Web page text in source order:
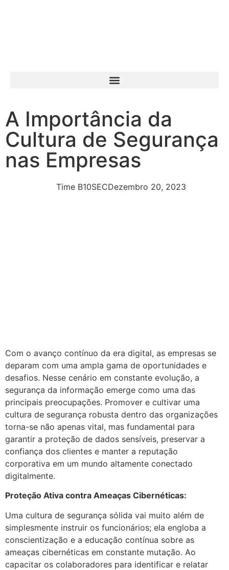
A Importância da
Cultura de Segurança
nas Empresas
Time B10SECDezembro 20, 2023
Com o avanço contínuo da era digital, as empresas se
deparam com uma ampla gama de oportunidades e
desafios. Nesse cenário em constante evolução, a
segurança da informação emerge como uma das
principais preocupações. Promover e cultivar uma
cultura de segurança robusta dentro das organizações
torna-se não apenas vital, mas fundamental para
garantir a proteção de dados sensíveis, preservar a
confiança dos clientes e manter a reputação
corporativa em um mundo altamente conectado
digitalmente.
Proteção Ativa contra Ameaças Cibernéticas:
Uma cultura de segurança sólida vai muito além de
simplesmente instruir os funcionários; ela engloba a
conscientização e a educação contínua sobre as
ameaças cibernéticas em constante mutação. Ao
capacitar os colaboradores para identificar e relatar